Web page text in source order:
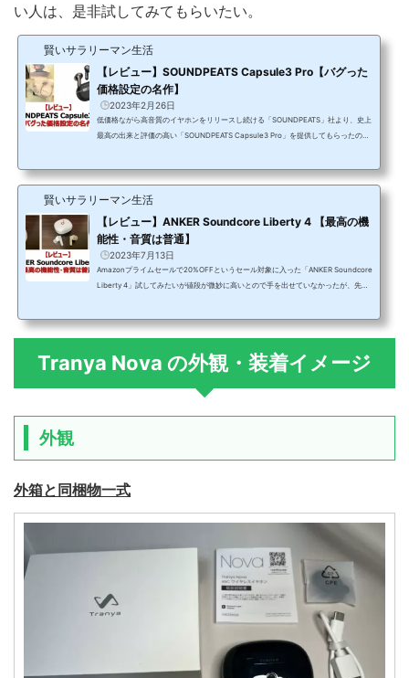
い人は、是非試してみてもらいたい。
賢いサラリーマン生活
【レビュー】SOUNDPEATS Capsule3 Pro【バグった
価格設定の名作】
2023年2月26日
低価格ながら高音質のイヤホンをリリースし続ける「SOUNDPEATS」社より、史上
最高の出来と評価の高い「SOUNDPEATS Capsule3 Pro」を提供してもらったの
ない驚異的な一品」となった。SOUNDPEATS Capsule3 Pro とは製品の主な特徴は
下記5点Hi-Res認定されたカナル型完全ワイヤレスイヤホン高音質コーデックのLD
賢いサラリーマン生活
【レビュー】ANKER Soundcore Liberty 4 【最高の機
能性・音質は普通】
2023年7月13日
Amazonプライムセールで20%OFFというセール対象に入った「ANKER Soundcore
Liberty 4」試してみたいが値段が微妙に高いとので手を出せていなかったが、先行
ビューする。結論としては、「機能性は本当に素晴らしい」・「音質は期待してい
る必要なく売れ続けた「ANKER Soundcore Liberty 4」が、202...
Tranya Nova の外観・装着イメージ
外観
外箱と同梱物一式